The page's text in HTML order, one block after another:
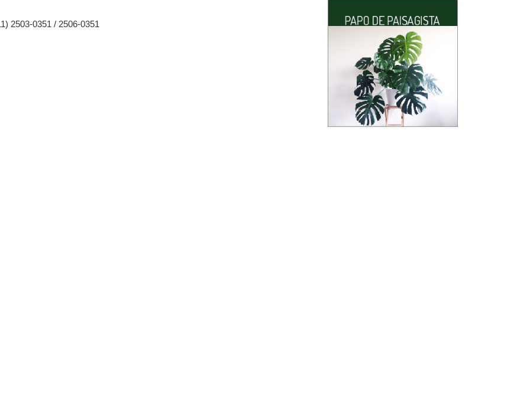
2503-0351 / 2506-0351